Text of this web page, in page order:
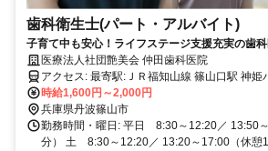
歯科衛生士(パート・アルバイト)
子育て中も安心！ライフステージ支援充実の歯
医療法人社団艶美会 仲田歯科医院
アクセス: 最寄駅:ＪＲ福知山線 篠山口駅 神姫バス 宇土観音バス停下
車徒歩1分 自家用車通勤可
時給1,600円～2,000円
兵庫県丹波篠山市
勤務時間・曜日: 平日 8:30～12:20／ 13:50
分） 土 8:30～12:20／ 13:20～17:00（休憩